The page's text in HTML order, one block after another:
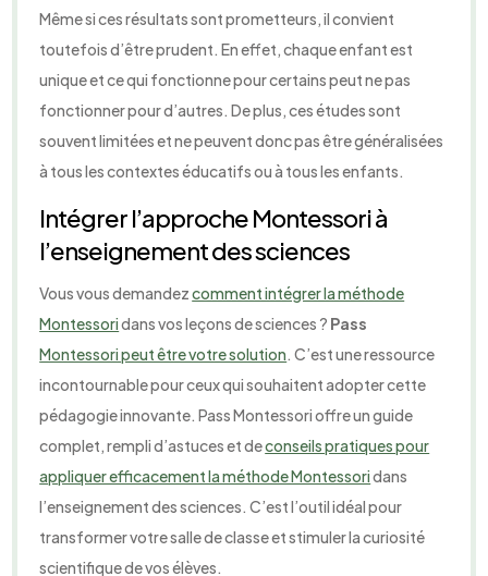
Même si ces résultats sont prometteurs, il convient
toutefois d’être prudent. En effet, chaque enfant est
unique et ce qui fonctionne pour certains peut ne pas
fonctionner pour d’autres. De plus, ces études sont
souvent limitées et ne peuvent donc pas être généralisées
à tous les contextes éducatifs ou à tous les enfants.
Intégrer l’approche Montessori à
l’enseignement des sciences
Vous vous demandezcomment intégrer la méthode
Montessoridans vos leçons de sciences ? Pass
Montessori peut être votre solution. C’est une ressource
incontournable pour ceux qui souhaitent adopter cette
pédagogie innovante. Pass Montessori offre un guide
complet, rempli d’astuces et deconseils pratiques pour
appliquer efficacement la méthode Montessoridans
l’enseignement des sciences. C’est l’outil idéal pour
transformer votre salle de classe et stimuler la curiosité
scientifique de vos élèves.